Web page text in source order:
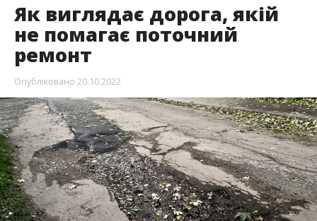
Як виглядає дорога, якій
не помагає поточний
ремонт
Опубліковано 20.10.2022